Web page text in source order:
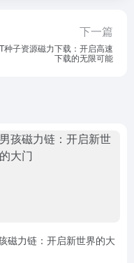
下一篇
种子资源磁力下载：开启高速
下载的无限可能
磁力链：开启新世界的大